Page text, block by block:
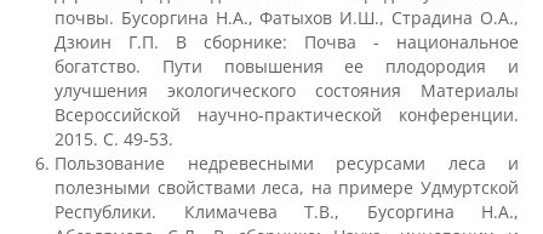
Обратная связь
Банковские реквизиты
Наши услуги
почвы. Бусоргина Н.А., Фатыхов И.Ш., Страдина О.А.,
Дзюин Г.П. В сборнике: Почва - национальное
богатство. Пути повышения ее плодородия и
улучшения экологического состояния Материалы
Всероссийской научно-практической конференции.
2015. С. 49-53.
Пользование недревесными ресурсами леса и
полезными свойствами леса, на примере Удмуртской
Республики. Климачева Т.В., Бусоргина Н.А.,